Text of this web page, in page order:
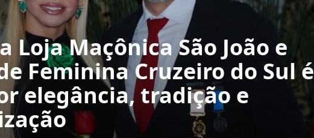
Loja Maçônica São João e
Feminina Cruzeiro do Sul é
elegância, tradição e